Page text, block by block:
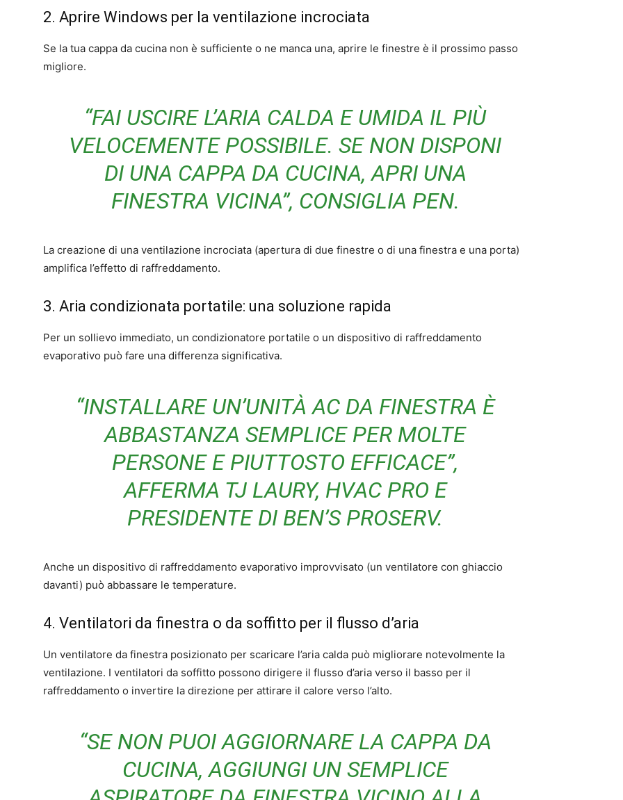
2. Aprire Windows per la ventilazione incrociata
Se la tua cappa da cucina non è sufficiente o ne manca una, aprire le finestre è il prossimo passo
migliore.
“FAI USCIRE L’ARIA CALDA E UMIDA IL PIÙ
VELOCEMENTE POSSIBILE. SE NON DISPONI
DI UNA CAPPA DA CUCINA, APRI UNA
FINESTRA VICINA”, CONSIGLIA PEN.
La creazione di una ventilazione incrociata (apertura di due finestre o di una finestra e una porta)
amplifica l’effetto di raffreddamento.
3. Aria condizionata portatile: una soluzione rapida
Per un sollievo immediato, un condizionatore portatile o un dispositivo di raffreddamento
evaporativo può fare una differenza significativa.
“INSTALLARE UN’UNITÀ AC DA FINESTRA È
ABBASTANZA SEMPLICE PER MOLTE
PERSONE E PIUTTOSTO EFFICACE”,
AFFERMA TJ LAURY, HVAC PRO E
PRESIDENTE DI BEN’S PROSERV.
Anche un dispositivo di raffreddamento evaporativo improvvisato (un ventilatore con ghiaccio
davanti) può abbassare le temperature.
4. Ventilatori da finestra o da soffitto per il flusso d’aria
Un ventilatore da finestra posizionato per scaricare l’aria calda può migliorare notevolmente la
ventilazione. I ventilatori da soffitto possono dirigere il flusso d’aria verso il basso per il
raffreddamento o invertire la direzione per attirare il calore verso l’alto.
“SE NON PUOI AGGIORNARE LA CAPPA DA
CUCINA, AGGIUNGI UN SEMPLICE